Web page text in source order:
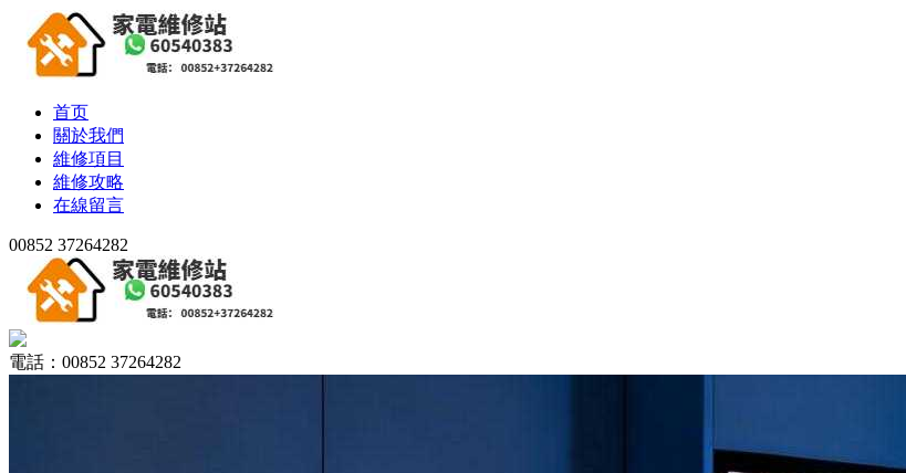
首页
關於我們
維修項目
維修攻略
在線留言
00852 37264282
電話：00852 37264282